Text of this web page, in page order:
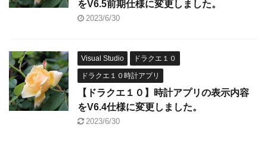
をV6.5前期仕様に変更しました。
2023/6/30
Visual Studio ドラクエ１０
ドラクエ１０時計アプリ
【ドラクエ１０】時計アプリの表示内容
をV6.4仕様に変更しました。
2023/6/30